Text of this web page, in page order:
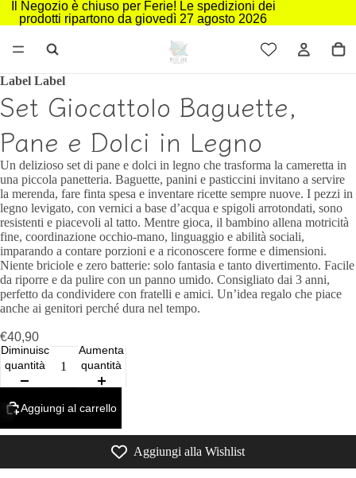
Il Negozio è chiuso per Ferie! Le spedizioni dei
prodotti ripartono da giovedì 27 agosto 2026
8
Label Label
Set Giocattolo Baguette,
Pane e Dolci in Legno
Un delizioso set di pane e dolci in legno che trasforma la cameretta in
una piccola panetteria. Baguette, panini e pasticcini invitano a servire
la merenda, fare finta spesa e inventare ricette sempre nuove. I pezzi in
legno levigato, con vernici a base d’acqua e spigoli arrotondati, sono
resistenti e piacevoli al tatto. Mentre gioca, il bambino allena motricità
fine, coordinazione occhio‑mano, linguaggio e abilità sociali,
imparando a contare porzioni e a riconoscere forme e dimensioni.
Niente briciole e zero batterie: solo fantasia e tanto divertimento. Facile
da riporre e da pulire con un panno umido. Consigliato dai 3 anni,
perfetto da condividere con fratelli e amici. Un’idea regalo che piace
anche ai genitori perché dura nel tempo.
€40,90
Diminuisci
quantità
Aumenta
quantità
Aggiungi al carrello
Aggiungi alla Wishlist